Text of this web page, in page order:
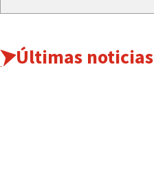
Últimas noticias